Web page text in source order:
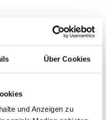
Über Cookies
und Anzeigen zu